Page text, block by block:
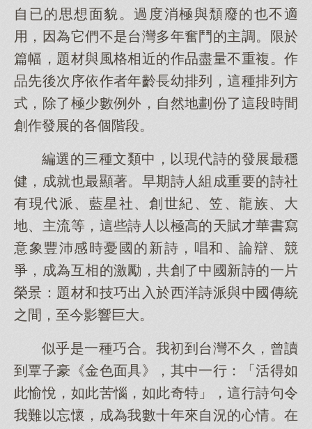
自已的思想面貌。過度消極與頹廢的也不適
用，因為它們不是台灣多年奮鬥的主調。限於
篇幅，題材與風格相近的作品盡量不重複。作
品先後次序依作者年齡長幼排列，這種排列方
式，除了極少數例外，自然地劃份了這段時間
創作發展的各個階段。
編選的三種文類中，以現代詩的發展最穩
健，成就也最顯著。早期詩人組成重要的詩社
有現代派、藍星社、創世紀、笠、龍族、大
地、主流等，這些詩人以極高的天賦才華書寫
意象豐沛感時憂國的新詩，唱和、論辯、競
爭，成為互相的激勵，共創了中國新詩的一片
榮景：題材和技巧出入於西洋詩派與中國傳統
之間，至今影響巨大。
似乎是一種巧合。我初到台灣不久，曾讀
到覃子豪《金色面具》，其中一行：「活得如
此愉悅，如此苦惱，如此奇特」，這行詩句令
我難以忘懷，成為我數十年來自況的心情。在